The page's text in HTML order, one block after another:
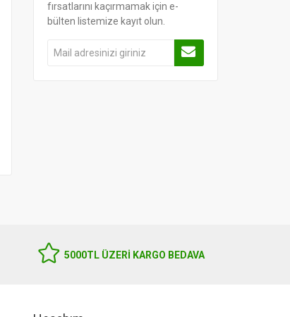
fırsatlarını kaçırmamak için e-
bülten listemize kayıt olun.
5000TL ÜZERI KARGO BEDAVA